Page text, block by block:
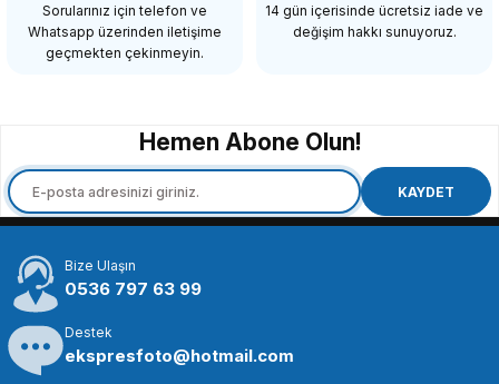
2.022,04 TL
K&F Concept 72mm B-SERIES ND2-ND400 (1 ile 9 Stop) ND Filtre
2.166,47 TL
Sorularınız için telefon ve
Whatsapp üzerinden iletişime
geçmekten çekinmeyin.
14 gün içerisinde ücretsiz iade ve
değişim hakkı sunuyoruz.
Hemen Abone Olun!
KAYDET
Bize Ulaşın
0536 797 63 99
Destek
ekspresfoto@hotmail.com